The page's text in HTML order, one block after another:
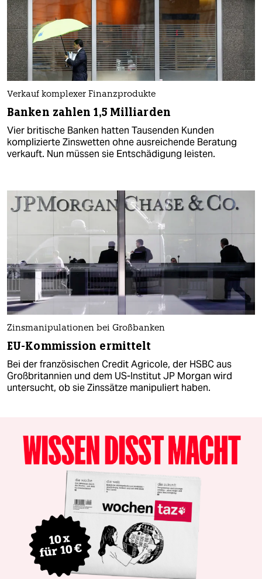
Verkauf komplexer Finanzprodukte
Banken zahlen 1,5 Milliarden
Vier britische Banken hatten Tausenden Kunden
komplizierte Zinswetten ohne ausreichende Beratung
verkauft. Nun müssen sie Entschädigung leisten.
Zinsmanipulationen bei Großbanken
EU-Kommission ermittelt
Bei der französischen Credit Agricole, der HSBC aus
Großbritannien und dem US-Institut JP Morgan wird
untersucht, ob sie Zinssätze manipuliert haben.